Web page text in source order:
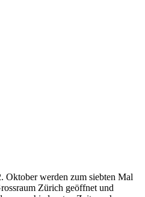
werden zum siebten Mal
Zürich geöffnet und